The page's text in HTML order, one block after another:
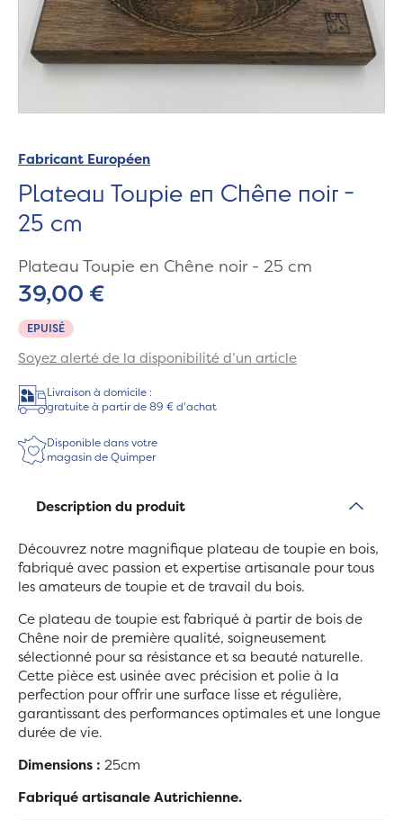
Fabricant Européen
Plateau Toupie en Chêne noir -
25 cm
Plateau Toupie en Chêne noir - 25 cm
EPUISÉ
39,00 €
Soyez alerté de la disponibilité d’un article
Livraison à domicile :
gratuite à partir de 89 € d'achat
Disponible dans votre
magasin de Quimper
Description du produit
Découvrez notre magnifique plateau de toupie en bois,
fabriqué avec passion et expertise artisanale pour tous
les amateurs de toupie et de travail du bois.
Ce plateau de toupie est fabriqué à partir de bois de
Chêne noir de première qualité, soigneusement
sélectionné pour sa résistance et sa beauté naturelle.
Cette pièce est usinée avec précision et polie à la
perfection pour offrir une surface lisse et régulière,
garantissant des performances optimales et une longue
durée de vie.
Dimensions : 25cm
Fabriqué artisanale Autrichienne.